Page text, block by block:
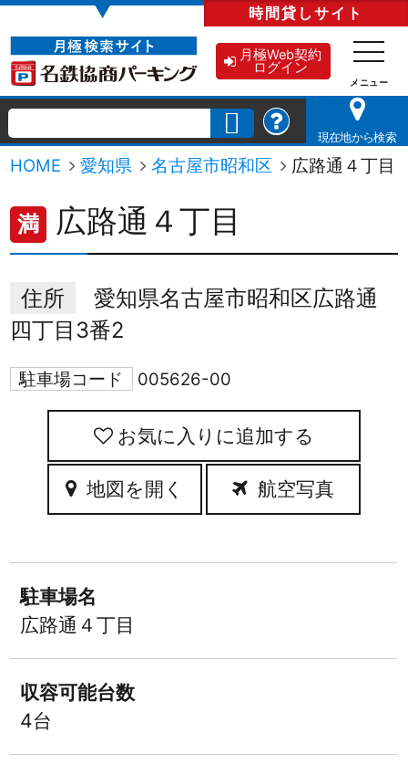
▼ 時間貸しサイト
月極Web契約
ログイン
現在地から検索
HOME 愛知県 名古屋市昭和区 広路通４丁目
満 広路通４丁目
住所
愛知県名古屋市昭和区広路通
四丁目3番2
駐車場コード 005626-00
お気に入りに追加
地図を開く 航空写真
駐車場名
広路通４丁目
収容可能台数
4台